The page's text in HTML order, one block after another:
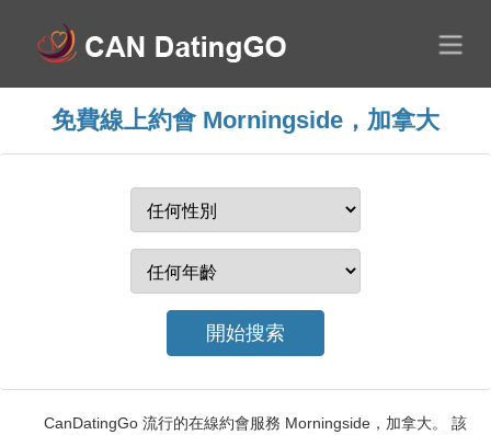
免費線上約會 Morningside，加拿大
CanDatingGo 流行的在線約會服務 Morningside，加拿大。 該